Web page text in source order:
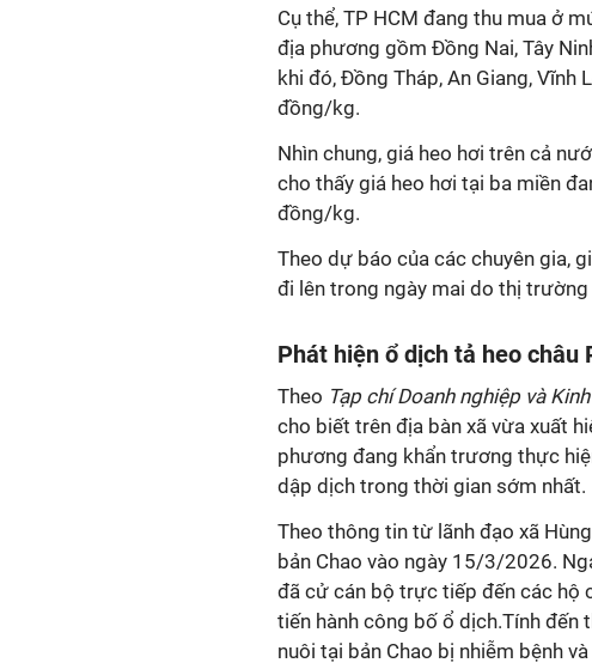
Cụ thể, TP HCM đang thu mua ở
địa phương gồm Đồng Nai, Tây
khi đó, Đồng Tháp, An Giang,
đồng/kg.
Nhìn chung, giá heo hơi trên cả
cho thấy giá heo hơi tại ba miền
đồng/kg.
Theo dự báo của các chuyên gia,
đi lên trong ngày mai do thị
Phát hiện ổ dịch tả heo châu
Theo Tạp chí Doanh nghiệp và
cho biết trên địa bàn xã vừa xuất
phương đang khẩn trương thực
dập dịch trong thời gian sớm nhất.
Theo thông tin từ lãnh đạo xã
bản Chao vào ngày 15/3/2026.
đã cử cán bộ trực tiếp đến các hộ
tiến hành công bố ổ dịch.Tính đến
nuôi tại bản Chao bị nhiễm bệnh